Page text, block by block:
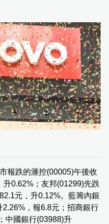
報跌的滙控(00005)午後收
0.62%；友邦(01299)先跌
元，升0.12%。藍籌內銀
，報6.8元；招商銀行
中國銀行(03988)升